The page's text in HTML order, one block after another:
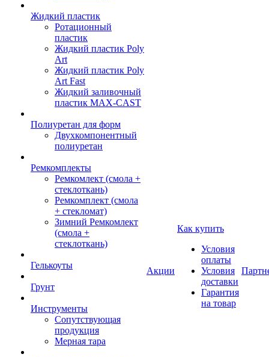
Жидкий пластик
Ротационный
пластик
Жидкий пластик Poly
Art
Жидкий пластик Poly
Art Fast
Жидкий заливочный
пластик MAX-CAST
Полиуретан для форм
Двухкомпонентный
полиуретан
Ремкомплекты
Ремкомлект (смола +
стеклоткань)
Ремкомплект (смола
+ стекломат)
Зимний Ремкомлект
(смола +
стеклоткань)
Гелькоуты
Грунт
Инструменты
Сопутствующая
продукция
Мерная тара
Акции
Как купить
Условия
оплаты
Условия
доставки
Гарантия
на товар